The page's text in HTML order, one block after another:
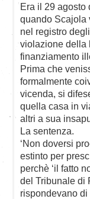
Era il 29 agosto
quando Scajola
nel registro
violazione della
finanziamento
Prima che
formalmente
vicenda, si
quella casa in
altri a sua
La sentenza.
‘Non doversi
estinto per
perchè ‘il fatto
del Tribunale di
rispondevano